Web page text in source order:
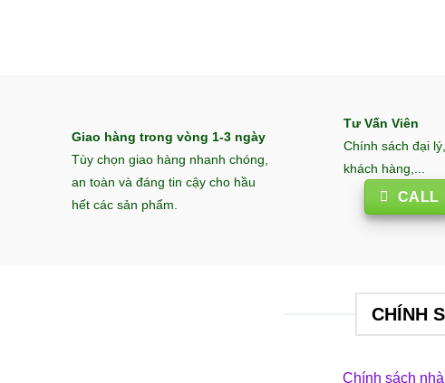
Giao hàng trong vòng 1-3 ngày
Tùy chọn giao hàng nhanh chóng,
an toàn và đáng tin cậy cho hầu
hết các sản phẩm.
Tư Vấn Viên
Chính sách đại
khách hàng,...
CALL
CHÍNH
Chính sách